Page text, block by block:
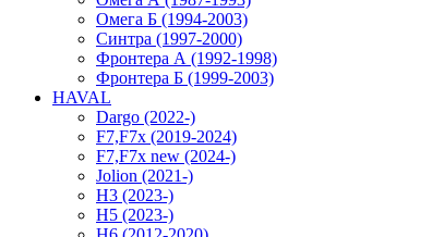
Омега Б (1994-2003)
Синтра (1997-2000)
Фронтера А (1992-1998)
Фронтера Б (1999-2003)
HAVAL
Dargo (2022-)
F7,F7x (2019-2024)
F7,F7x new (2024-)
Jolion (2021-)
H3 (2023-)
H5 (2023-)